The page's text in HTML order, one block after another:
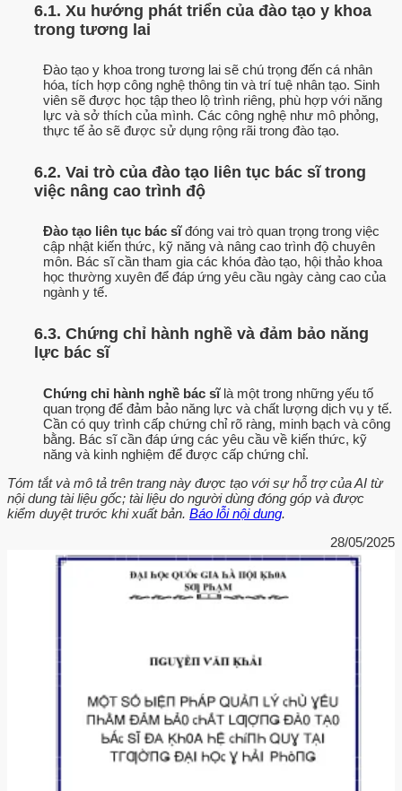
6.1. Xu hướng phát triển của đào tạo y khoa
trong tương lai
Đào tạo y khoa trong tương lai sẽ chú trọng đến cá nhân
hóa, tích hợp công nghệ thông tin và trí tuệ nhân tạo. Sinh
viên sẽ được học tập theo lộ trình riêng, phù hợp với năng
lực và sở thích của mình. Các công nghệ như mô phỏng,
thực tế ảo sẽ được sử dụng rộng rãi trong đào tạo.
6.2. Vai trò của đào tạo liên tục bác sĩ trong
việc nâng cao trình độ
Đào tạo liên tục bác sĩđóng vai trò quan trọng trong việc
cập nhật kiến thức, kỹ năng và nâng cao trình độ chuyên
môn. Bác sĩ cần tham gia các khóa đào tạo, hội thảo khoa
học thường xuyên để đáp ứng yêu cầu ngày càng cao của
ngành y tế.
6.3. Chứng chỉ hành nghề và đảm bảo năng
lực bác sĩ
Chứng chỉ hành nghề bác sĩlà một trong những yếu tố
quan trọng để đảm bảo năng lực và chất lượng dịch vụ y tế.
Cần có quy trình cấp chứng chỉ rõ ràng, minh bạch và công
bằng. Bác sĩ cần đáp ứng các yêu cầu về kiến thức, kỹ
năng và kinh nghiệm để được cấp chứng chỉ.
Tóm tắt và mô tả trên trang này được tạo với sự hỗ trợ của AI từ
nội dung tài liệu gốc; tài liệu do người dùng đóng góp và được
kiểm duyệt trước khi xuất bản. Báo lỗi nội dung.
28/05/2025